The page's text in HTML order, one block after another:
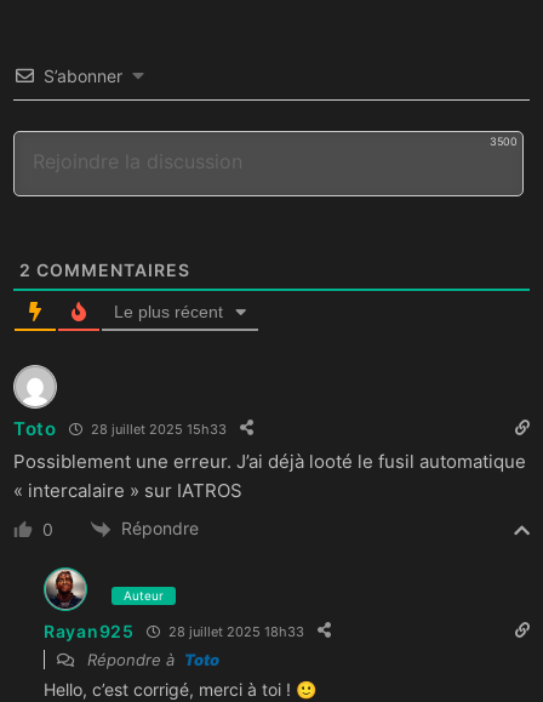
S’abonner
3500
2 COMMENTAIRES
Le plus récent
Toto 28 juillet 2025 15h33
Possiblement une erreur. J’ai déjà looté le fusil automatique
« intercalaire » sur IATROS
0 Répondre
Auteur
Rayan925 28 juillet 2025 18h33
Répondre à Toto
Hello, c’est corrigé, merci à toi ! 🙂